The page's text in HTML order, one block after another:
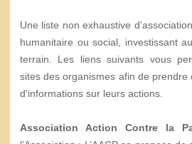
Une liste non exhaustive
humanitaire ou social, investissant
terrain. Les liens suivants vous
sites des organismes afin de
d'informations sur leurs actions.
Association Action Contre la